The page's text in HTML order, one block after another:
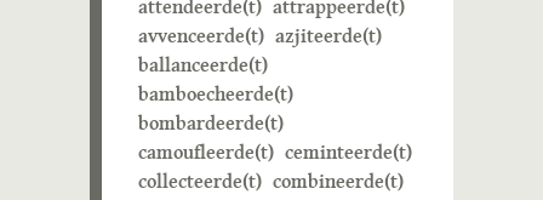
attendeerde(t) attrappeerde(t)
avvenceerde(t) azjiteerde(t)
ballanceerde(t)
bamboecheerde(t)
bombardeerde(t)
camoufleerde(t) ceminteerde(t)
collecteerde(t) combineerde(t)